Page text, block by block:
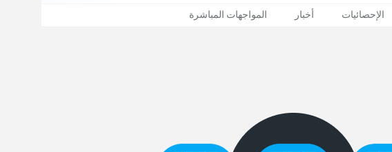
الإحصائيات أخبار المواجهات المباشرة